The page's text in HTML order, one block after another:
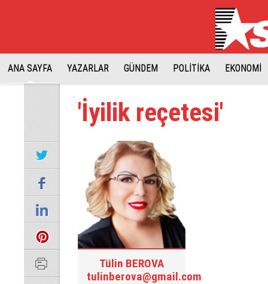
ANA SAYFA YAZARLAR GÜNDEM POLİTİKA EKONOMİ
'İyilik reçetesi'
Tülin BEROVA
tulinberova@gmail.com